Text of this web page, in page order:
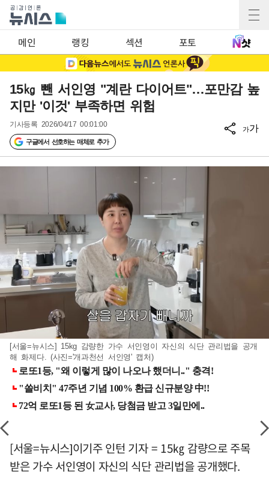
메인 랭킹 섹션 포토
15㎏ 뺀 서인영 "계란 다이어트"…포만감 높
지만 '이것' 부족하면 위험
기사등록 2026/04/17 00:01:00
구글에서 선호하는 매체로 추가
가가
[서울=뉴시스] 15kg 감량한 가수 서인영이 자신의 식단 관리법을 공개
해 화제다. (사진='개과천선 서인영' 캡처)
[서울=뉴시스]이기주 인턴 기자 = 15㎏ 감량으로 주목
받은 가수 서인영이 자신의 식단 관리법을 공개했다.